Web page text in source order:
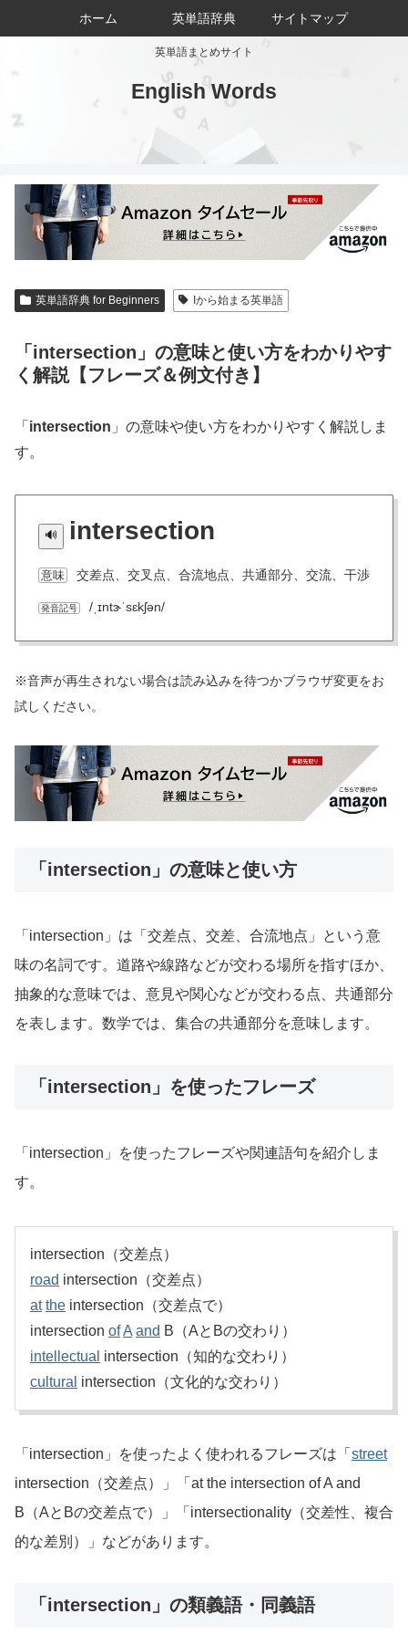
英単語まとめサイト
English Words
ホーム 英単語辞典 サイトマップ
英単語辞典 for Beginners Iから始まる英単語
「intersection」の意味と使い方をわかりやす
く解説【フレーズ＆例文付き】
「 intersection 」の意味や使い方をわかりやすく解説しま
す。
intersection
意味 交差点、交叉点、合流地点、共通部分、交流、干渉
発音記号 /ˌɪntɝˈsɛkʃən/
※音声が再生されない場合は読み込みを待つかブラウザ変更をお
試しください。
「intersection」の意味と使い方
「intersection」は「交差点、交差、合流地点」という意
味の名詞です。道路や線路などが交わる場所を指すほか、
抽象的な意味では、意見や関心などが交わる点、共通部分
を表します。数学では、集合の共通部分を意味します。
「intersection」を使ったフレーズ
「intersection」を使ったフレーズや関連語句を紹介しま
す。
intersection（交差点）
road intersection（交差点）
at the intersection（交差点で）
intersection ofA and B（AとBの交わり）
intellectual intersection（知的な交わり）
cultural intersection（文化的な交わり）
「intersection」を使ったよく使われるフレーズは「 street
intersection（交差点）」「at the intersection of A and
B（AとBの交差点で）」「intersectionality（交差性、複合
的な差別）」などがあります。
「intersection」の類義語・同義語